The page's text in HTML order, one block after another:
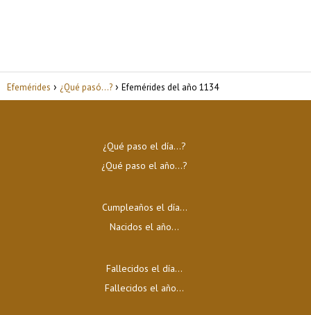
Efemérides ¿Qué pasó...? Efemérides del año 1134
¿Qué paso el día…?
¿Qué paso el año…?
Cumpleaños el día…
Nacidos el año…
Fallecidos el día…
Fallecidos el año…